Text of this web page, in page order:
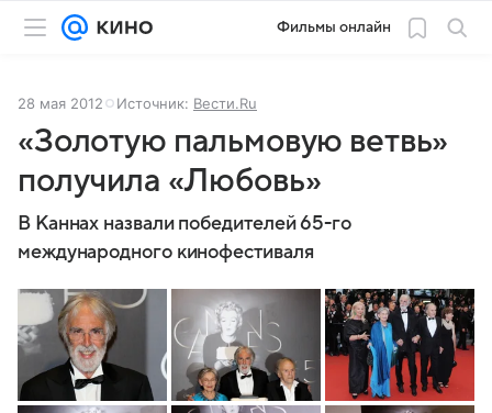
Фильмы онлайн
28 мая 2012 Источник: Вести.Ru
«Золотую пальмовую ветвь»
получила «Любовь»
В Каннах назвали победителей 65-го
международного кинофестиваля